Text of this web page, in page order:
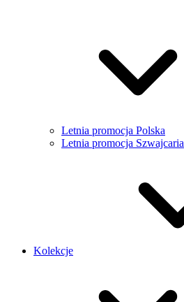
Letnia promocja Polska
Letnia promocja Szwajcaria
Kolekcje